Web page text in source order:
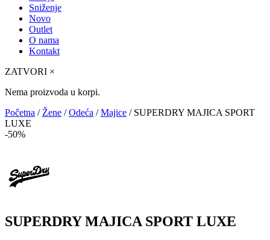
Sniženje
Novo
Outlet
O nama
Kontakt
ZATVORI ×
Nema proizvoda u korpi.
Početna / Žene /Odeća /Majice / SUPERDRY MAJICA SPORT
LUXE
-50%
SUPERDRY MAJICA SPORT LUXE